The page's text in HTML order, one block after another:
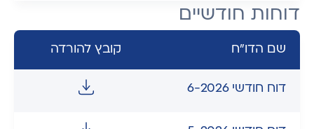
דוחות חודשיים
שם הדו"ח קובץ להורדה
דוח חודשי 6-2026